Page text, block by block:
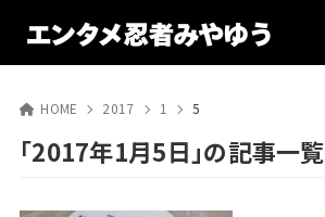
HOME 2017 1 5
「2017年1月5日」の記事一覧